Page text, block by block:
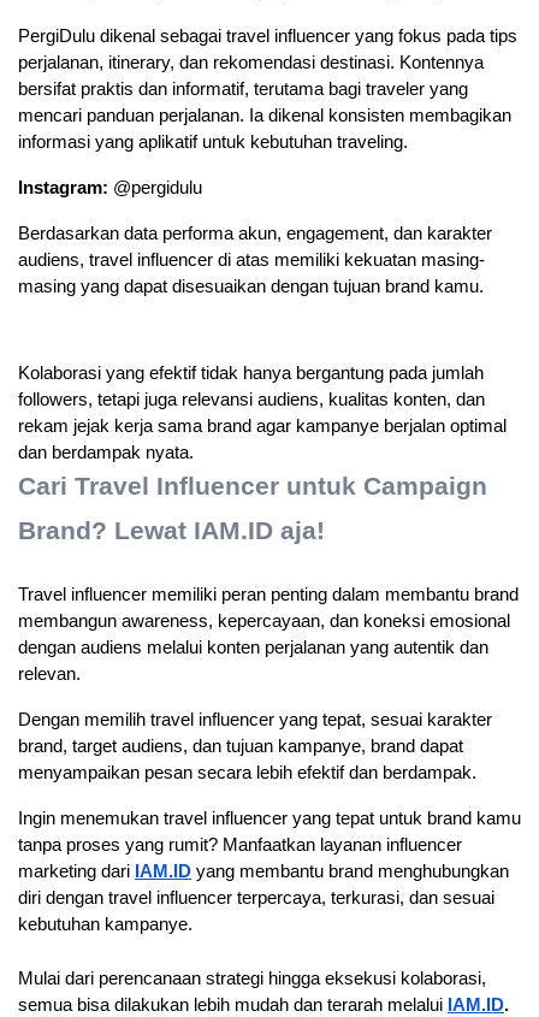
PergiDulu dikenal sebagai travel influencer yang fokus pada tips
perjalanan, itinerary, dan rekomendasi destinasi. Kontennya
bersifat praktis dan informatif, terutama bagi traveler yang
mencari panduan perjalanan. Ia dikenal konsisten membagikan
informasi yang aplikatif untuk kebutuhan traveling.
Instagram: @pergidulu
Berdasarkan data performa akun, engagement, dan karakter
audiens, travel influencer di atas memiliki kekuatan masing-
masing yang dapat disesuaikan dengan tujuan brand kamu.
Kolaborasi yang efektif tidak hanya bergantung pada jumlah
followers, tetapi juga relevansi audiens, kualitas konten, dan
rekam jejak kerja sama brand agar kampanye berjalan optimal
dan berdampak nyata.
Cari Travel Influencer untuk Campaign
Brand? Lewat IAM.ID aja!
Travel influencer memiliki peran penting dalam membantu brand
membangun awareness, kepercayaan, dan koneksi emosional
dengan audiens melalui konten perjalanan yang autentik dan
relevan.
Dengan memilih travel influencer yang tepat, sesuai karakter
brand, target audiens, dan tujuan kampanye, brand dapat
menyampaikan pesan secara lebih efektif dan berdampak.
Ingin menemukan travel influencer yang tepat untuk brand kamu
tanpa proses yang rumit? Manfaatkan layanan influencer
marketing dari IAM.ID yang membantu brand menghubungkan
diri dengan travel influencer terpercaya, terkurasi, dan sesuai
kebutuhan kampanye.
Mulai dari perencanaan strategi hingga eksekusi kolaborasi,
semua bisa dilakukan lebih mudah dan terarah melalui IAM.ID